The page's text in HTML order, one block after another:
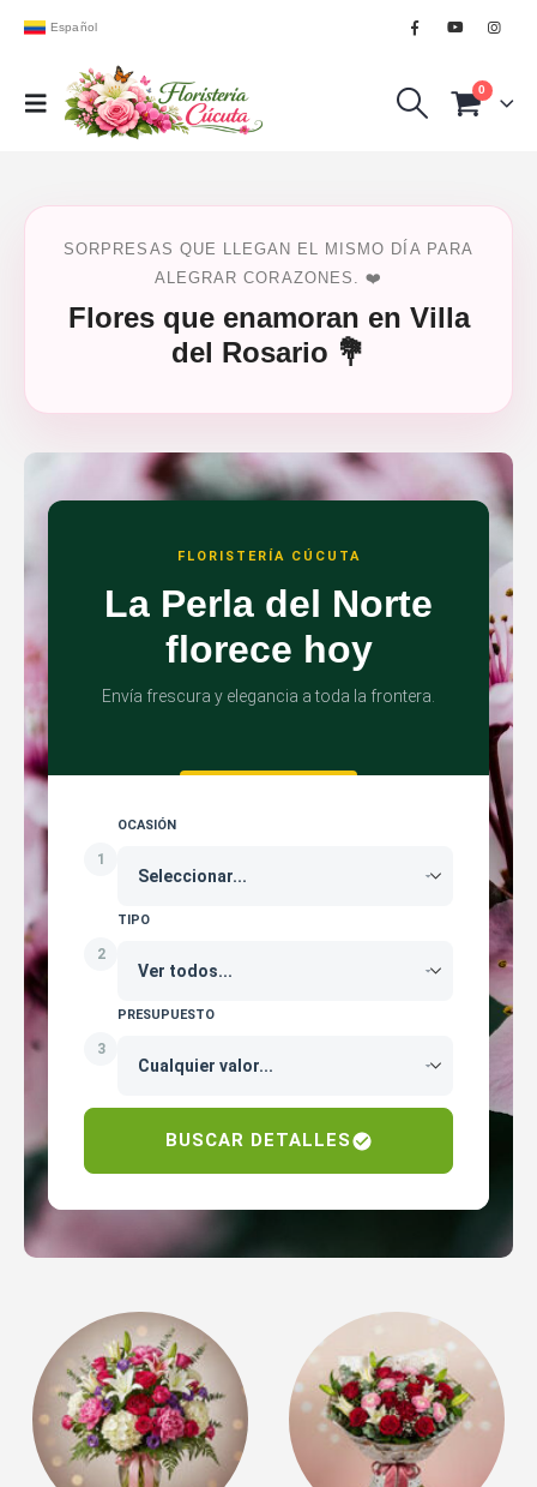
Español
0
SORPRESAS QUE LLEGAN EL MISMO DÍA PARA
ALEGRAR CORAZONES. ❤️
Flores que enamoran en Villa
del Rosario 💐
FLORISTERÍA CÚCUTA
La Perla del Norte
florece hoy
Envía frescura y elegancia a toda la frontera.
1
OCASIÓN
2
TIPO
3
PRESUPUESTO
BUSCAR DETALLES